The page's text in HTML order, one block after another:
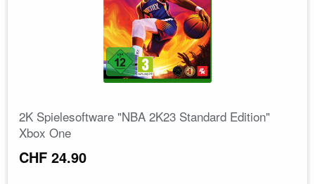
2K Spielesoftware "NBA 2K23 Standard Edition"
Xbox One
CHF 24.90